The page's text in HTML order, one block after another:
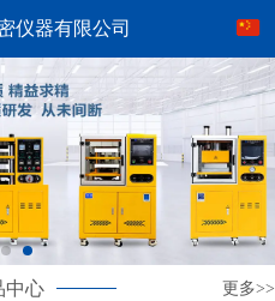
仪器有限公司
中心 更多>>